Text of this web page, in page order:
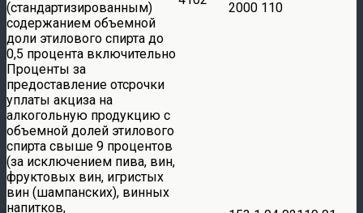
(стандартизированным)
содержанием объемной
доли этилового спирта до
0,5 процента включительно
2000 110
Проценты за
предоставление отсрочки
уплаты акциза на
алкогольную продукцию с
объемной долей этилового
спирта свыше 9 процентов
(за исключением пива, вин,
фруктовых вин, игристых
вин (шампанских), винных
напитков,